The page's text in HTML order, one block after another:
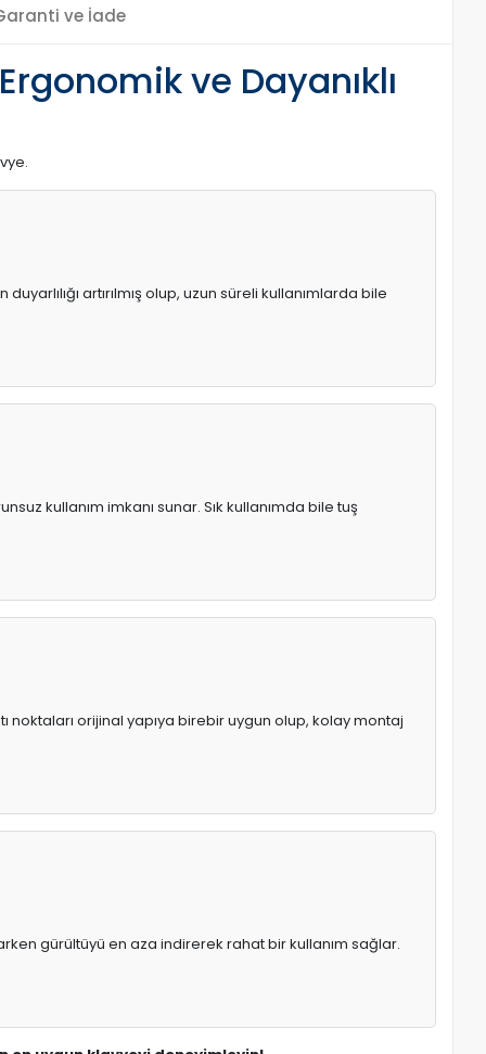
ve İade
ve Dayanıklı
artırılmış olup, uzun süreli kullanımlarda bile
kullanım imkanı sunar. Sık kullanımda bile tuş
orijinal yapıya birebir uygun olup, kolay montaj
gürültüyü en aza indirerek rahat bir kullanım sağlar.